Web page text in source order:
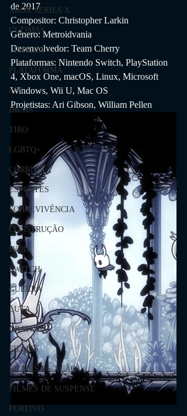
XBOX SERIES X
ÚLTIMAS
TRAILER
PLATAFORMA
FPS
DICAS
TIRO
LGBTQ+
CORRIDA
ESPORTES
SOBREVIVÊNCIA
CONSTRUÇÃO
INDIE
SWITCH
GUERRA
LUTA
GRATUITO
FILMES
FILMES DE AÇÃO
FILMES DE SUSPENSE
FURTIVO
de 2017
Compositor: Christopher Larkin
Gênero: Metroidvania
Desenvolvedor: Team Cherry
Plataformas: Nintendo Switch, PlayStation
4, Xbox One, macOS, Linux, Microsoft
Windows, Wii U, Mac OS
Projetistas: Ari Gibson, William Pellen